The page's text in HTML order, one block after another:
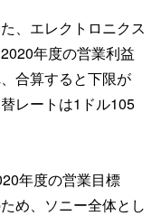
、エレクトロニクス
年度の営業利益
合算すると下限が
レートは1ドル105
年度の営業目標
め、ソニー全体とし